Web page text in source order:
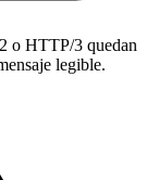
o HTTP/3 quedan
legible.